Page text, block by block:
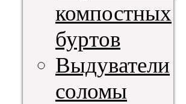
компостных
буртов
Выдуватели
соломы